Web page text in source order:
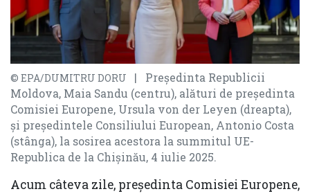
© EPA/DUMITRU DORU
| Președinta Republicii
Moldova, Maia Sandu (centru), alături de președinta
Comisiei Europene, Ursula von der Leyen (dreapta),
și președintele Consiliului European, Antonio Costa
(stânga), la sosirea acestora la summitul UE-
Republica de la Chișinău, 4 iulie 2025.
Acum câteva zile, președinta Comisiei Europene,